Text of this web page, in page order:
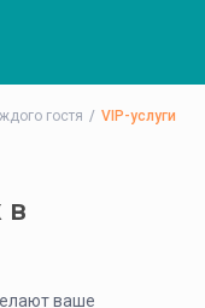
гостя
VIP-услуги
в
ваше